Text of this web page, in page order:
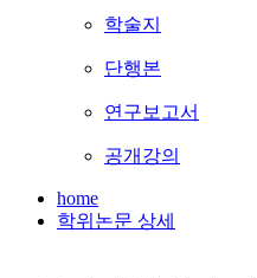
학술지
단행본
연구보고서
공개강의
home
학위논문 상세